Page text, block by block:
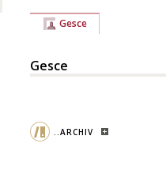
Gesce
Gesce
..ARCHIV